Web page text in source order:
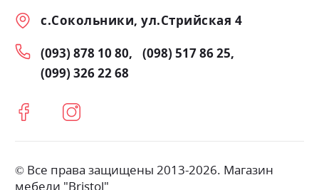
с.Сокольники, ул.Стрийская 4
(093) 878 10 80
(098) 517 86 25
(099) 326 22 68
© Все права защищены 2013-2026. Магазин
мебели "Bristol"